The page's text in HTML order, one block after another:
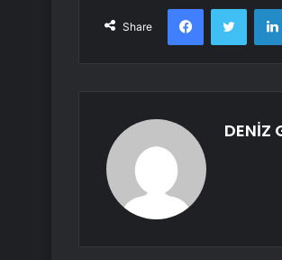
Share
Facebook
DENİZ